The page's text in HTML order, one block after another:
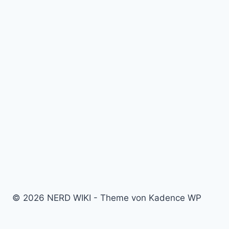
© 2026 NERD WIKI - Theme von Kadence WP